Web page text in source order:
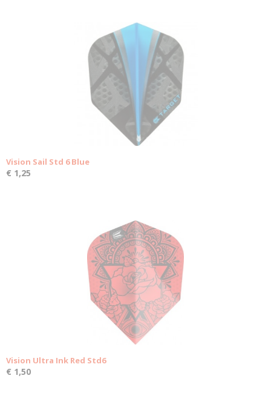
Vision Sail Std 6 Blue
€ 1,25
Vision Ultra Ink Red Std6
€ 1,50